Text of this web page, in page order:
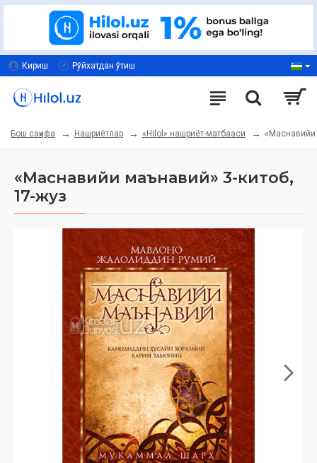
Кириш Рўйхатдан ўтиш
Бош саҳифа Нашриётлар «Hilol» нашриёт-матбааси «Маснавийи
«Маснавийи маънавий» 3-китоб,
17-жуз